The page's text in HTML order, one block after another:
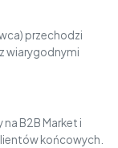
przechodzi
wiarygodnymi
B2B Market i
końcowych.